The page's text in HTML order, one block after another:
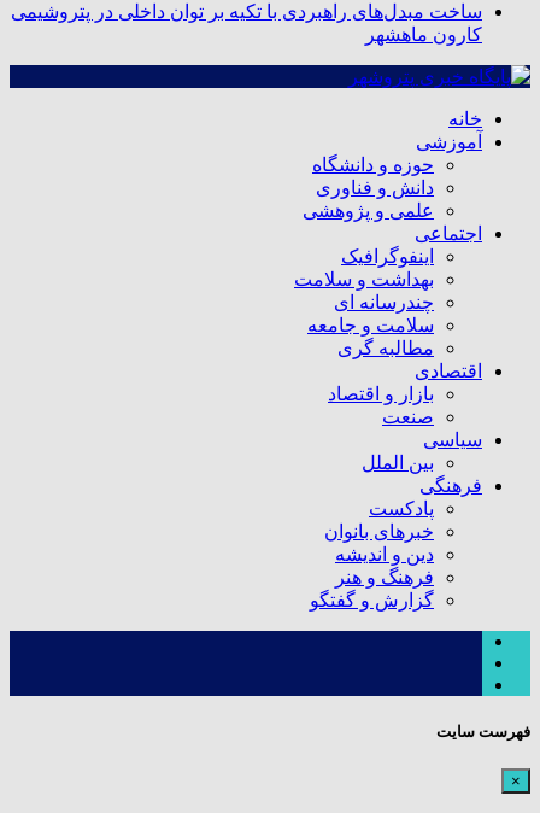
ساخت مبدل‌های راهبردی با تکیه بر توان داخلی در پتروشیمی
کارون ماهشهر
خانه
آموزشی
حوزه و دانشگاه
دانش و فناوری
علمی و پژوهشی
اجتماعی
اینفوگرافیک
بهداشت و سلامت
چندرسانه ای
سلامت و جامعه
مطالبه گری
اقتصادی
بازار و اقتصاد
صنعت
سیاسی
بین الملل
فرهنگی
پادکست
خبرهای بانوان
دین و اندیشه
فرهنگ و هنر
گزارش و گفتگو
فهرست سایت
×